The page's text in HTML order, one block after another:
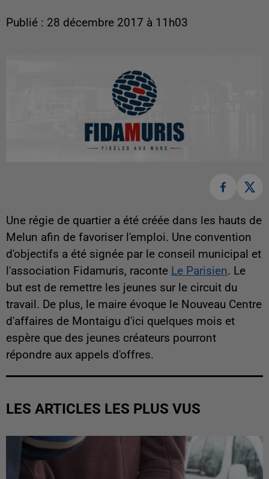
Publié : 28 décembre 2017 à 11h03
Une régie de quartier a été créée dans les hauts de
Melun afin de favoriser l'emploi. Une convention
d'objectifs a été signée par le conseil municipal et
l'association Fidamuris, raconte Le Parisien. Le
but est de remettre les jeunes sur le circuit du
travail. De plus, le maire évoque le Nouveau Centre
d'affaires de Montaigu d'ici quelques mois et
espère que des jeunes créateurs pourront
répondre aux appels d'offres.
LES ARTICLES LES PLUS VUS